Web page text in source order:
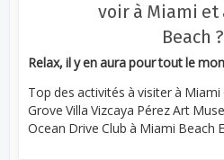
voir à Miami et
Beach ?
Relax, il y en aura pour tout le
Top des activités à visiter à
Grove Villa Vizcaya Pérez Art
Ocean Drive Club à Miami Beach